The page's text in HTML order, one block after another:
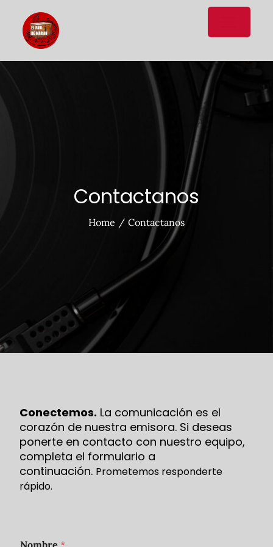
Contactanos
Home Contactanos
Conectemos. La comunicación es el
corazón de nuestra emisora. Si deseas
ponerte en contacto con nuestro equipo,
completa el formulario a
continuación. Prometemos responderte
rápido.
Nombre*